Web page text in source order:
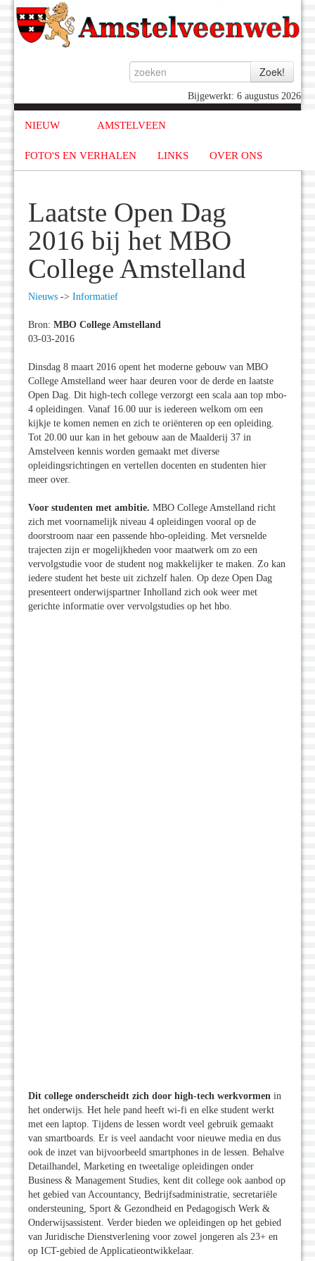
Bijgewerkt: 6 augustus 2026
NIEUW AMSTELVEEN
FOTO'S EN VERHALEN LINKS OVER ONS
Laatste Open Dag
2016 bij het MBO
College Amstelland
Nieuws -> Informatief
Bron: MBO College Amstelland
03-03-2016
Dinsdag 8 maart 2016 opent het moderne gebouw van MBO
College Amstelland weer haar deuren voor de derde en laatste
Open Dag. Dit high-tech college verzorgt een scala aan top mbo-
4 opleidingen. Vanaf 16.00 uur is iedereen welkom om een
kijkje te komen nemen en zich te oriënteren op een opleiding.
Tot 20.00 uur kan in het gebouw aan de Maalderij 37 in
Amstelveen kennis worden gemaakt met diverse
opleidingsrichtingen en vertellen docenten en studenten hier
meer over.
Voor studenten met ambitie. MBO College Amstelland richt
zich met voornamelijk niveau 4 opleidingen vooral op de
doorstroom naar een passende hbo-opleiding. Met versnelde
trajecten zijn er mogelijkheden voor maatwerk om zo een
vervolgstudie voor de student nog makkelijker te maken. Zo kan
iedere student het beste uit zichzelf halen. Op deze Open Dag
presenteert onderwijspartner Inholland zich ook weer met
gerichte informatie over vervolgstudies op het hbo.
Dit college onderscheidt zich door high-tech werkvormen in
het onderwijs. Het hele pand heeft wi-fi en elke student werkt
met een laptop. Tijdens de lessen wordt veel gebruik gemaakt
van smartboards. Er is veel aandacht voor nieuwe media en dus
ook de inzet van bijvoorbeeld smartphones in de lessen. Behalve
Detailhandel, Marketing en tweetalige opleidingen onder
Business & Management Studies, kent dit college ook aanbod op
het gebied van Accountancy, Bedrijfsadministratie, secretariële
ondersteuning, Sport & Gezondheid en Pedagogisch Werk &
Onderwijsassistent. Verder bieden we opleidingen op het gebied
van Juridische Dienstverlening voor zowel jongeren als 23+ en
op ICT-gebied de Applicatieontwikkelaar.